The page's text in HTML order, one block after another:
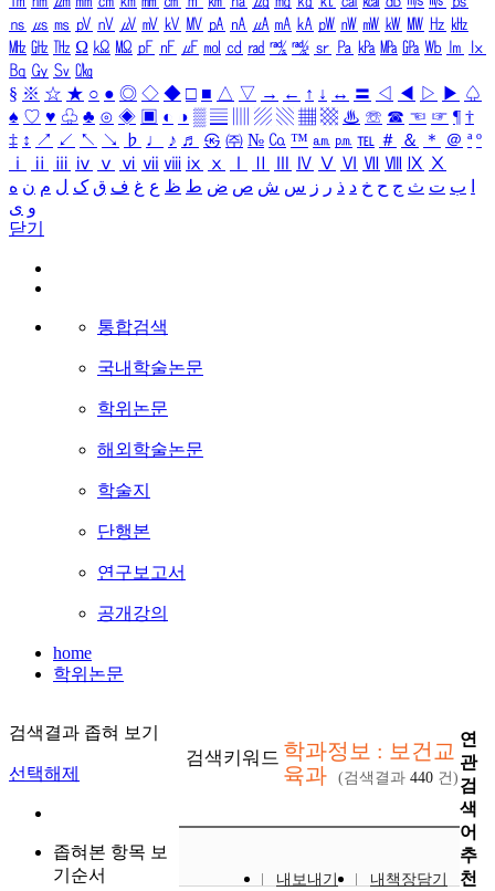
㎱ ㎲ ㎳ ㎴ ㎵ ㎶ ㎷ ㎸ ㎹ ㎀ ㎁ ㎂ ㎃ ㎄ ㎺ ㎻ ㎽ ㎾ ㎿ ㎐ ㎑
㎒ ㎓ ㎔ Ω ㏀ ㏁ ㎊ ㎋ ㎌ ㏖ ㏅ ㎭ ㎮ ㎯ ㏛ ㎩ ㎪ ㎫ ㎬ ㏝ ㏐
㏓
㏃ ㏉ ㏜ ㏆
§ ※ ☆ ★ ○ ● ◎ ◇ ◆ □ ■ △ ▽ → ← ↑ ↓ ↔ 〓 ◁ ◀ ▷ ▶ ♤
♠ ♡ ♥ ♧ ♣ ⊙ ◈ ▣ ◐ ◑ ▒ ▤ ▨ ▧ ▦ ▩ ♨ ☏ ☎ ☜ ☞ ¶ †
‡ ↕ ↗ ↙ ↖ ↘ ♭ ♩ ♪ ♬ ㉿ ㈜ № ㏇ ™ ㏂ ㏘ ℡ ＃ ＆ ＊ ＠ ª º
ⅰ
ⅱ ⅲ ⅳ ⅴ ⅵ ⅶ ⅷ ⅸ ⅹ Ⅳ Ⅴ Ⅵ Ⅶ Ⅷ Ⅸ Ⅹ
ب ت ث ج ح خ د ذ ر ز س ش ص ض ط ظ ع غ ف ق ک ل م ن ه
و ی
닫기
통합검색
국내학술논문
학위논문
해외학술논문
학술지
단행본
연구보고서
공개강의
home
학위논문
검색결과 좁혀 보기
선택해제
좁혀본 항목 보
기순서
검색키워드 학과정보 : 보건교
육과
(검색결과 440 건)
내보내기
내책장담기
연
관
검
색
어
추
천